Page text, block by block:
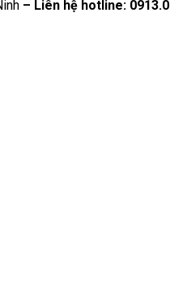
– Liên hệ hotline: